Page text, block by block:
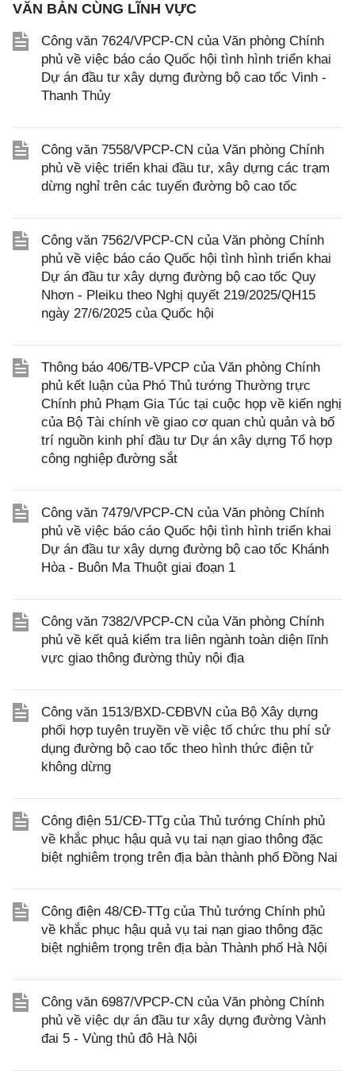
VĂN BẢN CÙNG LĨNH VỰC
Công văn 7624/VPCP-CN của Văn phòng Chính
phủ về việc báo cáo Quốc hội tình hình triển khai
Dự án đầu tư xây dựng đường bộ cao tốc Vinh -
Thanh Thủy
Công văn 7558/VPCP-CN của Văn phòng Chính
phủ về việc triển khai đầu tư, xây dựng các trạm
dừng nghỉ trên các tuyến đường bộ cao tốc
Công văn 7562/VPCP-CN của Văn phòng Chính
phủ về việc báo cáo Quốc hội tình hình triển khai
Dự án đầu tư xây dựng đường bộ cao tốc Quy
Nhơn - Pleiku theo Nghị quyết 219/2025/QH15
ngày 27/6/2025 của Quốc hội
Thông báo 406/TB-VPCP của Văn phòng Chính
phủ kết luận của Phó Thủ tướng Thường trực
Chính phủ Phạm Gia Túc tại cuộc họp về kiến nghị
của Bộ Tài chính về giao cơ quan chủ quản và bố
trí nguồn kinh phí đầu tư Dự án xây dựng Tổ hợp
công nghiệp đường sắt
Công văn 7479/VPCP-CN của Văn phòng Chính
phủ về việc báo cáo Quốc hội tình hình triển khai
Dự án đầu tư xây dựng đường bộ cao tốc Khánh
Hòa - Buôn Ma Thuột giai đoạn 1
Công văn 7382/VPCP-CN của Văn phòng Chính
phủ về kết quả kiểm tra liên ngành toàn diện lĩnh
vực giao thông đường thủy nội địa
Công văn 1513/BXD-CĐBVN của Bộ Xây dựng
phối hợp tuyên truyền về việc tổ chức thu phí sử
dụng đường bộ cao tốc theo hình thức điện tử
không dừng
Công điện 51/CĐ-TTg của Thủ tướng Chính phủ
về khắc phục hậu quả vụ tai nạn giao thông đặc
biệt nghiêm trọng trên địa bàn thành phố Đồng Nai
Công điện 48/CĐ-TTg của Thủ tướng Chính phủ
về khắc phục hậu quả vụ tai nạn giao thông đặc
biệt nghiêm trọng trên địa bàn Thành phố Hà Nội
Công văn 6987/VPCP-CN của Văn phòng Chính
phủ về việc dự án đầu tư xây dựng đường Vành
đai 5 - Vùng thủ đô Hà Nội